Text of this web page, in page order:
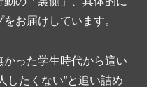
お届けしています。
った学生時代から這い
したくない”と追い詰め